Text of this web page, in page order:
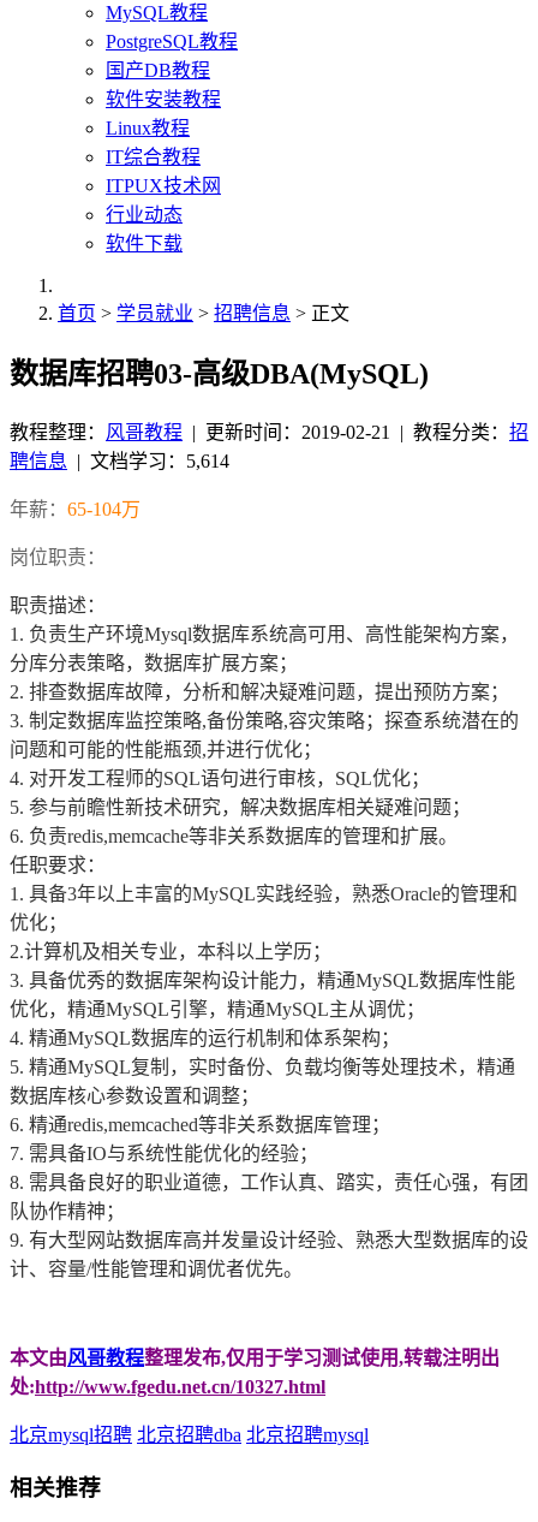
MySQL教程
PostgreSQL教程
国产DB教程
软件安装教程
Linux教程
IT综合教程
ITPUX技术网
行业动态
软件下载
首页 > 学员就业 > 招聘信息 > 正文
数据库招聘03-高级DBA(MySQL)
教程整理： 风哥教程 | 更新时间：2019-02-21 | 教程分类： 招
聘信息 | 文档学习：5,614
年薪： 65-104万
岗位职责：
职责描述：
1. 负责生产环境Mysql数据库系统高可用、高性能架构方案，
分库分表策略，数据库扩展方案；
2. 排查数据库故障，分析和解决疑难问题，提出预防方案；
3. 制定数据库监控策略,备份策略,容灾策略；探查系统潜在的
问题和可能的性能瓶颈,并进行优化；
4. 对开发工程师的SQL语句进行审核，SQL优化；
5. 参与前瞻性新技术研究，解决数据库相关疑难问题；
6. 负责redis,memcache等非关系数据库的管理和扩展。
任职要求：
1. 具备3年以上丰富的MySQL实践经验，熟悉Oracle的管理和
优化；
2.计算机及相关专业，本科以上学历；
3. 具备优秀的数据库架构设计能力，精通MySQL数据库性能
优化，精通MySQL引擎，精通MySQL主从调优；
4. 精通MySQL数据库的运行机制和体系架构；
5. 精通MySQL复制，实时备份、负载均衡等处理技术，精通
数据库核心参数设置和调整；
6. 精通redis,memcached等非关系数据库管理；
7. 需具备IO与系统性能优化的经验；
8. 需具备良好的职业道德，工作认真、踏实，责任心强，有团
队协作精神；
9. 有大型网站数据库高并发量设计经验、熟悉大型数据库的设
计、容量/性能管理和调优者优先。
本文由风哥教程整理发布,仅用于学习测试使用,转载注明出
处:http://www.fgedu.net.cn/10327.html
北京mysql招聘 北京招聘dba 北京招聘mysql
相关推荐